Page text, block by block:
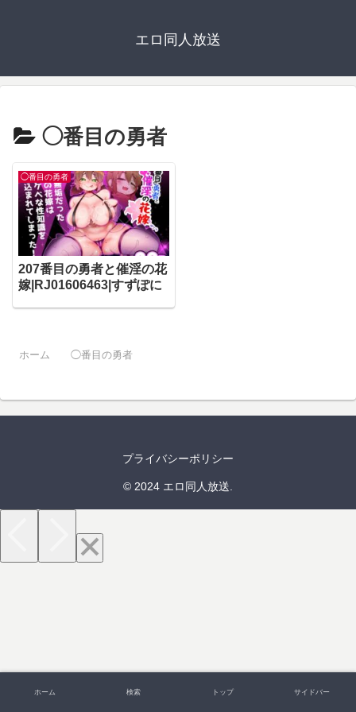
エロ同人放送
◯番目の勇者
◯番目の勇者
207番目の勇者と催淫の花
嫁|RJ01606463|すずぽに
ホーム ◯番目の勇者
プライバシーポリシー
© 2024 エロ同人放送.
ホーム 検索 トップ サイドバー